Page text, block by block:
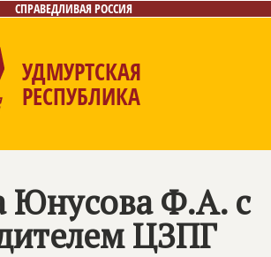
СПРАВЕДЛИВАЯ РОССИЯ
УДМУРТСКАЯ
РЕСПУБЛИКА
Контакты
Юнусова Ф.А. с
ЦЗПГ